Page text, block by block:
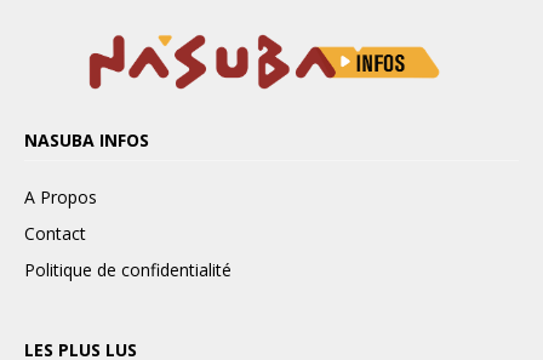
NASUBA INFOS
A Propos
Contact
Politique de confidentialité
LES PLUS LUS